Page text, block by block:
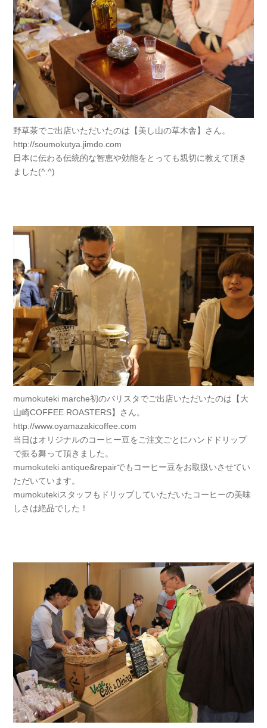
野草茶でご出店いただいたのは【美し山の草木舎】さん。
http://soumokutya.jimdo.com
日本に伝わる伝統的な智恵や効能をとっても親切に教えて頂き
ました(^.^)
mumokuteki marche初のバリスタでご出店いただいたのは【大
山崎COFFEE ROASTERS】さん。
http://www.oyamazakicoffee.com
当日はオリジナルのコーヒー豆をご注文ごとにハンドドリップ
で振る舞って頂きました。
mumokuteki antique&repairでもコーヒー豆をお取扱いさせてい
ただいています。
mumokutekiスタッフもドリップしていただいたコーヒーの美味
しさは絶品でした！